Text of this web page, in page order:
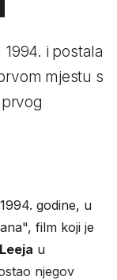
i postala
mjestu s
godine, u
film koji je
u
njegov